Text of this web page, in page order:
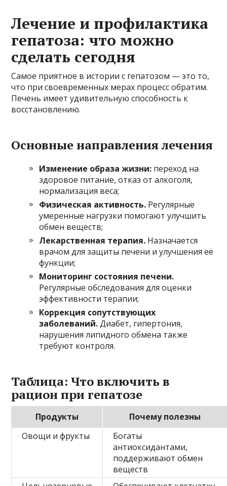
Лечение и профилактика
гепатоза: что можно
сделать сегодня
Самое приятное в истории с гепатозом — это то,
что при своевременных мерах процесс обратим.
Печень имеет удивительную способность к
восстановлению.
Основные направления лечения
Изменение образа жизни: переход на
здоровое питание, отказ от алкоголя,
нормализация веса;
Физическая активность. Регулярные
умеренные нагрузки помогают улучшить
обмен веществ;
Лекарственная терапия. Назначается
врачом для защиты печени и улучшения её
функции;
Мониторинг состояния печени.
Регулярные обследования для оценки
эффективности терапии;
Коррекция сопутствующих
заболеваний.Диабет, гипертония,
нарушения липидного обмена также
требуют контроля.
Таблица: Что включить в
рацион при гепатозе
Продукты
Почему полезны
Овощи и фрукты
Богаты
антиоксидантами,
поддерживают обмен
веществ